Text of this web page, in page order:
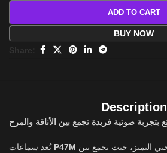
ADD TO CART
BUY NOW
Share:
Description
تُعد سماعات P47M